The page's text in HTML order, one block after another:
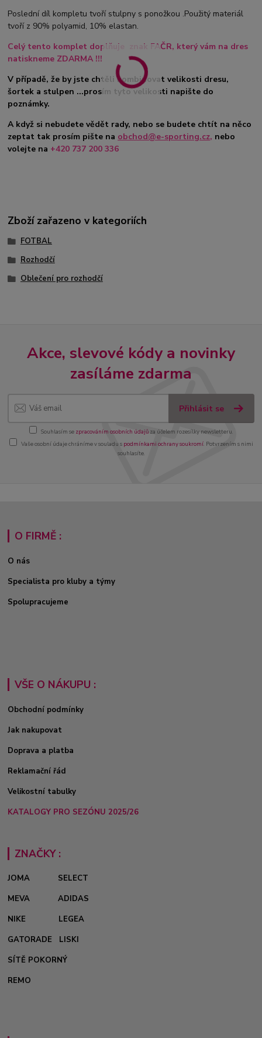
Poslední díl kompletu tvoří stulpny s ponožkou .Použitý materiál
tvoří z 90% polyamid, 10% elastan.
Celý tento komplet doplňuje znak FAČR, který vám na dres
natiskneme ZDARMA !!!
V případě, že by jste chtěli kombinovat velikosti dresu,
šortek a stulpen ...prosím tyto velikosti napište do
poznámky.
A když si nebudete vědět rady, nebo se budete chtít na něco
zeptat tak prosím pište na obchod@e-sporting.cz, nebo
volejte na +420 737 200 336
Zboží zařazeno v kategoriích
FOTBAL
Rozhodčí
Oblečení pro rozhodčí
Akce, slevové kódy a novinky
zasíláme zdarma
Přihlásit se
Souhlasím se zpracováním osobních údajůza účelem rozesílky newsletteru.
Vaše osobní údaje chráníme v souladu s podmínkami ochrany soukromí. Potvrzením s nimi
souhlasíte.
O FIRMĚ :
O nás
Specialista pro kluby a týmy
Spolupracujeme
VŠE O NÁKUPU :
Obchodní podmínky
Jak nakupovat
Doprava a platba
Reklamační řád
Velikostní tabulky
KATALOGY PRO SEZÓNU 2025/26
ZNAČKY :
JOMA
SELECT
MEVA
ADIDAS
NIKE
LEGEA
GATORADE
LISKI
SÍTĚ POKORNÝ
REMO